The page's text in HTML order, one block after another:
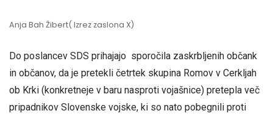
Anja Bah Žibert( Izrez zaslona X)
Do poslancev SDS prihajajo sporočila zaskrbljenih občank
in občanov, da je pretekli četrtek skupina Romov v Cerkljah
ob Krki (konkretneje v baru nasproti vojašnice) pretepla več
pripadnikov Slovenske vojske, ki so nato pobegnili proti